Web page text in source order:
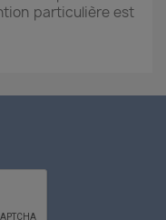
particulière est